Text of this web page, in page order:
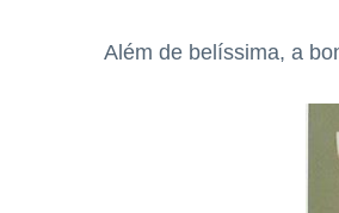
Além de belíssima, a